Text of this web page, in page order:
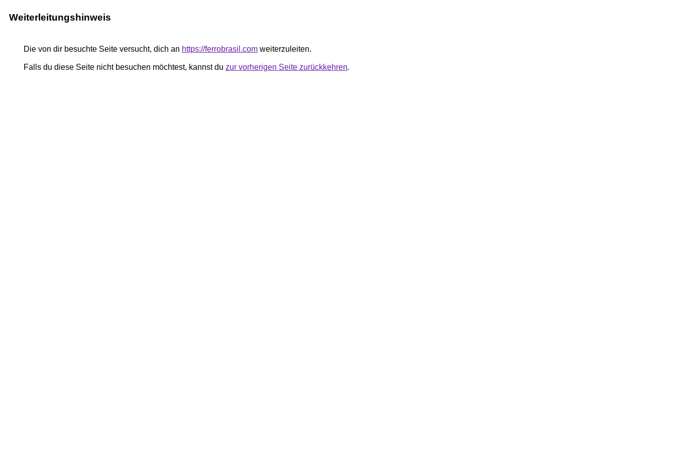
Weiterleitungshinweis
Die von dir besuchte Seite versucht, dich an https://ferrobrasil.com weiterzuleiten.
Falls du diese Seite nicht besuchen möchtest, kannst du zur vorherigen Seite zurückkehren.